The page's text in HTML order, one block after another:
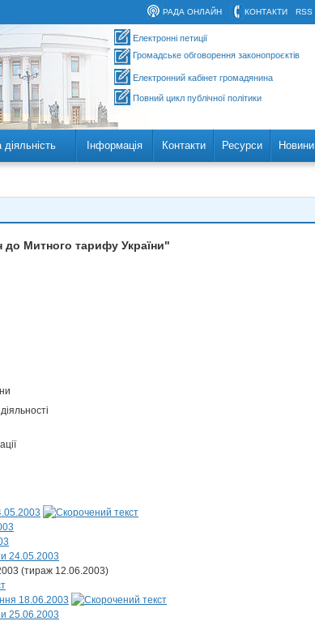
RSS
КОНТАКТИ
РАДА ОНЛАЙН
Електронні петиції
Громадське обговорення законопроєктів
Електронний кабінет громадянина
Повний цикл публічної політики
Інформація Контакти Ресурси Новини
до Митного тарифу України"
24.05.2003
(тираж 12.06.2003)
18.06.2003
25.06.2003